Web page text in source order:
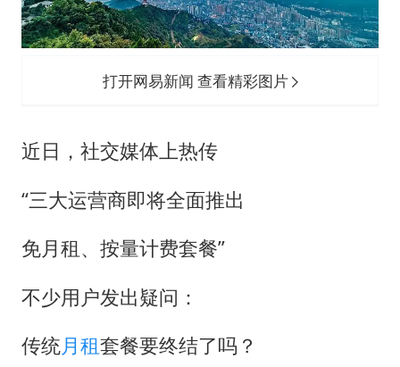
费大厨不自称“大王”了
下党之路
打开网易新闻 查看精彩图片
近日，社交媒体上热传
“三大运营商即将全面推出
免月租、按量计费套餐”
不少用户发出疑问：
传统月租套餐要终结了吗？